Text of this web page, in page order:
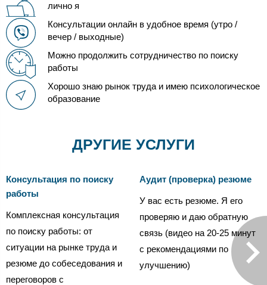
лично я
Консультации онлайн в удобное время (утро /
вечер / выходные)
Можно продолжить сотрудничество по поиску
работы
Хорошо знаю рынок труда и имею психологическое
образование
ДРУГИЕ УСЛУГИ
Консультация по поиску
работы
Комплексная консультация
по поиску работы: от
ситуации на рынке труда и
резюме до собеседования и
переговоров с
Аудит (проверка) резюме
У вас есть резюме. Я его
проверяю и даю обратную
связь (видео на 20-25 минут
с рекомендациями по
улучшению)